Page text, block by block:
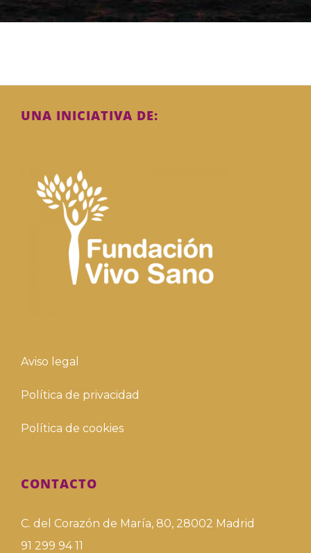
UNA INICIATIVA DE:
Aviso legal
Política de privacidad
Política de cookies
CONTACTO
C. del Corazón de María, 80, 28002 Madrid
91 299 94 11